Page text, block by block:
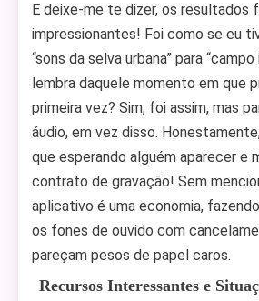
E deixe-me te dizer, os resultados
impressionantes! Foi como se eu
“sons da selva urbana” para
lembra daquele momento em que
primeira vez? Sim, foi assim, mas
áudio, em vez disso.
que esperando alguém aparecer e
contrato de gravação! Sem
aplicativo é uma economia,
os fones de ouvido com
pareçam pesos de papel caros.
Recursos Interessantes e